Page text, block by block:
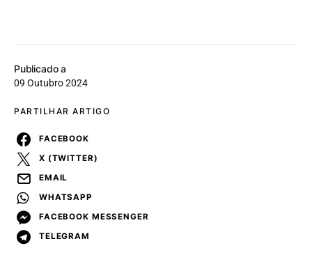
Publicado a
09 Outubro 2024
PARTILHAR ARTIGO
FACEBOOK
X (TWITTER)
EMAIL
WHATSAPP
FACEBOOK MESSENGER
TELEGRAM